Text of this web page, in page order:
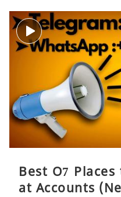
Best O7
at Accounts